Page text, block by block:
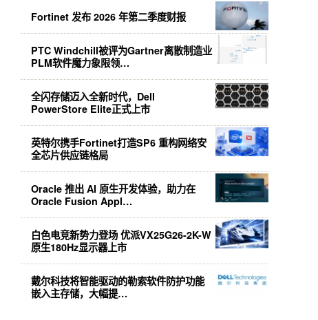
Fortinet 发布 2026 年第二季度财报
PTC Windchill被评为Gartner离散制造业
PLM软件魔力象限领…
全闪存储迈入全新时代，Dell
PowerStore Elite正式上市
英特尔携手Fortinet打造SP6 重构网络安
全芯片供应链格局
Oracle 推出 AI 原生开发体验，助力在
Oracle Fusion Appl…
白色电竞新势力登场 优派VX25G26-2K-W
原生180Hz显示器上市
戴尔科技将智能驱动的勒索软件防护功能
嵌入主存储，大幅提…